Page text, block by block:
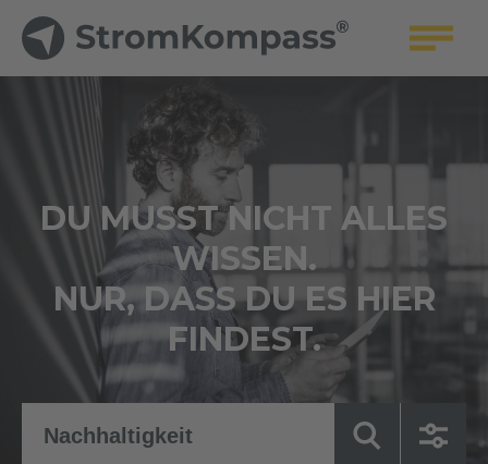
DU MUSST NICHT ALLES
WISSEN.
NUR, DASS DU ES HIER
FINDEST.